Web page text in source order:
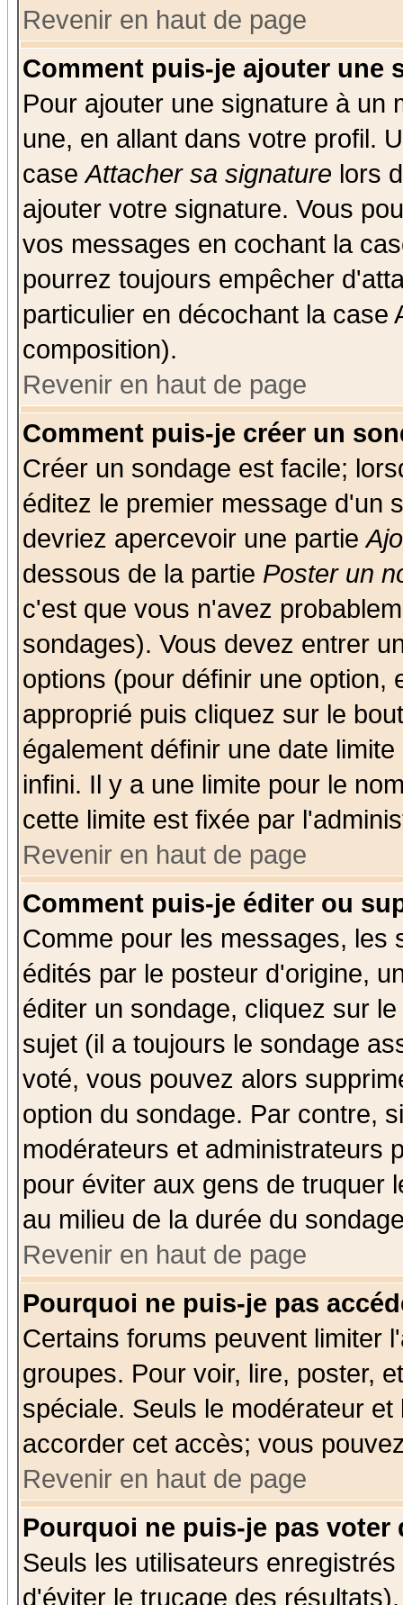
Revenir en haut de page
Comment puis-je ajouter une
Pour ajouter une signature à un
une, en allant dans votre profil.
caseAttacher sa signature lors
ajouter votre signature. Vous
vos messages en cochant la
pourrez toujours empêcher
particulier en décochant la case
composition).
Revenir en haut de page
Comment puis-je créer un
Créer un sondage est facile;
éditez le premier message d'un
devriez apercevoir une partie
dessous de la partie Poster un
c'est que vous n'avez
sondages). Vous devez entrer
options (pour définir une option,
approprié puis cliquez sur le
également définir une date
infini. Il y a une limite pour le
cette limite est fixée par
Revenir en haut de page
Comment puis-je éditer ou
Comme pour les messages, les
édités par le posteur d'origine,
éditer un sondage, cliquez sur
sujet (il a toujours le sondage
voté, vous pouvez alors
option du sondage. Par contre,
modérateurs et administrateurs
pour éviter aux gens de truquer
au milieu de la durée du
Revenir en haut de page
Pourquoi ne puis-je pas
Certains forums peuvent limiter
groupes. Pour voir, lire, poster,
spéciale. Seuls le modérateur
accorder cet accès; vous
Revenir en haut de page
Pourquoi ne puis-je pas voter
Seuls les utilisateurs
d'éviter le trucage des